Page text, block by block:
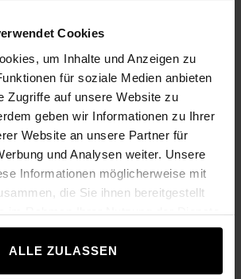
Cookies
um Inhalte und Anzeigen zu
für soziale Medien anbieten
Zugriffe auf unsere Website zu
geben wir Informationen zu Ihrer
Website an unsere Partner für
und Analysen weiter. Unsere
Informationen möglicherweise mit
die Sie ihnen bereitgestellt
im Rahmen Ihrer Nutzung der Dienste
ALLE ZULASSEN